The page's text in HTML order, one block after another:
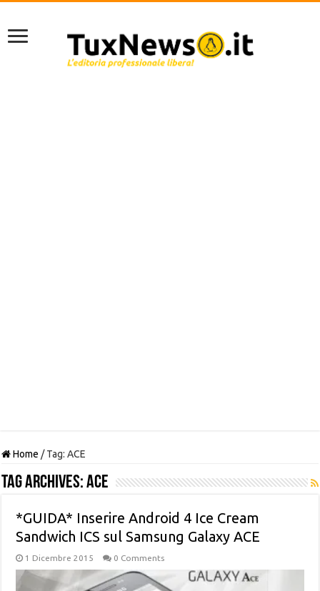
Home / Tag:ACE
Tag Archives:ACE
*GUIDA* Inserire Android 4 Ice Cream
Sandwich ICS sul Samsung Galaxy ACE
1 Dicembre 2015 0 Comments